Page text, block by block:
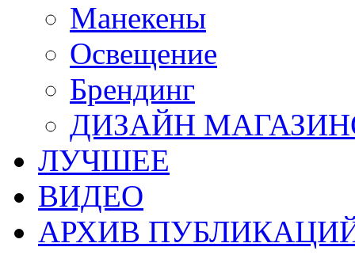
Манекены
Освещение
Брендинг
ДИЗАЙН
ЛУЧШЕЕ
ВИДЕО
АРХИВ